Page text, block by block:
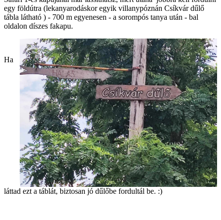
egy földútra (lekanyarodáskor egyik villanypóznán Csíkvár dűlő
tábla látható ) - 700 m egyenesen - a sorompós tanya után - bal
oldalon díszes fakapu.
Ha
láttad ezt a táblát, biztosan jó dűlőbe fordultál be. :)